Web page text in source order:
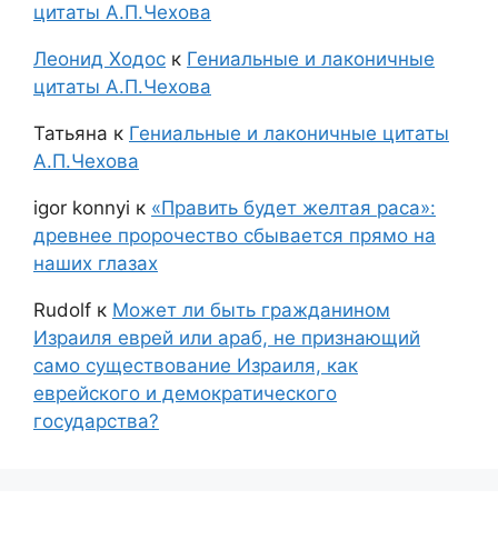
цитаты А.П.Чехова
Леонид Ходос к Гениальные и лаконичные
цитаты А.П.Чехова
Татьяна к Гениальные и лаконичные цитаты
А.П.Чехова
igor konnyi к «Править будет желтая раса»:
древнее пророчество сбывается прямо на
наших глазах
Rudolf к Может ли быть гражданином
Израиля еврей или араб, не признающий
само существование Израиля, как
еврейского и демократического
государства?